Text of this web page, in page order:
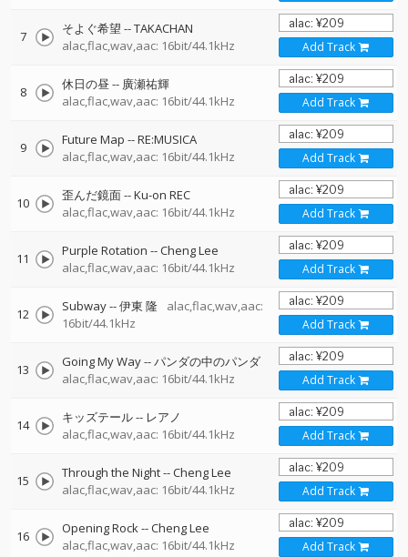
7 そよぐ希望 --TAKACHAN
alac,flac,wav,aac: 16bit/44.1kHz
Add Track
8 休日の昼-- 廣瀬祐輝
alac,flac,wav,aac: 16bit/44.1kHz
Add Track
9 Future Map --RE:MUSICA
alac,flac,wav,aac: 16bit/44.1kHz
Add Track
10 歪んだ鏡面--Ku-on REC
alac,flac,wav,aac: 16bit/44.1kHz
Add Track
11 Purple Rotation --Cheng Lee
alac,flac,wav,aac: 16bit/44.1kHz
Add Track
12 Subway--伊東 隆
alac,flac,wav,aac:
16bit/44.1kHz
Add Track
13 Going My Way--パンダの中のパンダ
alac,flac,wav,aac: 16bit/44.1kHz
Add Track
14 キッズテール-- レアノ
alac,flac,wav,aac: 16bit/44.1kHz
Add Track
15 Through the Night--Cheng Lee
alac,flac,wav,aac: 16bit/44.1kHz
Add Track
16 Opening Rock--Cheng Lee
alac,flac,wav,aac: 16bit/44.1kHz
Add Track